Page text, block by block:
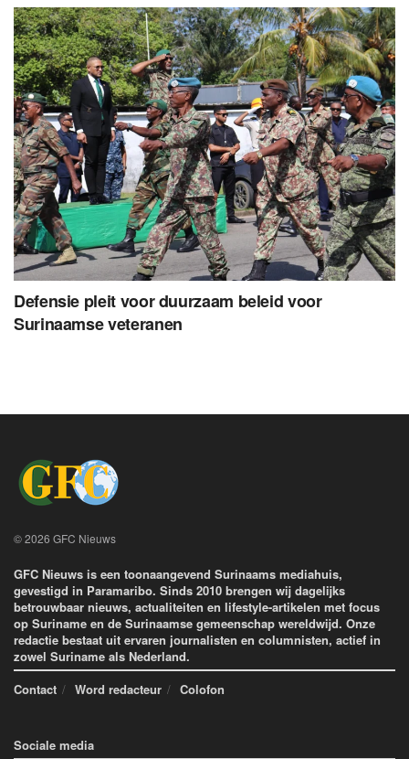
Defensie pleit voor duurzaam beleid voor
Surinaamse veteranen
© 2026 GFC Nieuws
GFC Nieuws is een toonaangevend Surinaams mediahuis,
gevestigd in Paramaribo. Sinds 2010 brengen wij dagelijks
betrouwbaar nieuws, actualiteiten en lifestyle-artikelen met focus
op Suriname en de Surinaamse gemeenschap wereldwijd. Onze
redactie bestaat uit ervaren journalisten en columnisten, actief in
zowel Suriname als Nederland.
Contact
Word redacteur Colofon
Sociale media